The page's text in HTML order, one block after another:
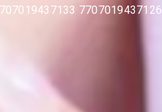
7707019437126